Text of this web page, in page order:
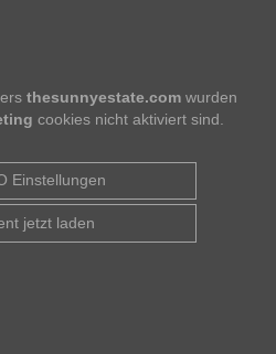
thesunnyestate.com wurden
cookies nicht aktiviert sind.
Einstellungen
jetzt laden